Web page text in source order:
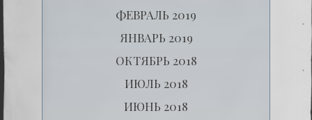
ФЕВРАЛЬ 2019
ЯНВАРЬ 2019
ОКТЯБРЬ 2018
ИЮЛЬ 2018
ИЮНЬ 2018